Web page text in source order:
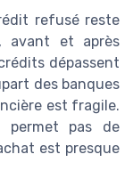
refusé reste
avant et après
dépassent
des banques
est fragile.
permet pas de
est presque